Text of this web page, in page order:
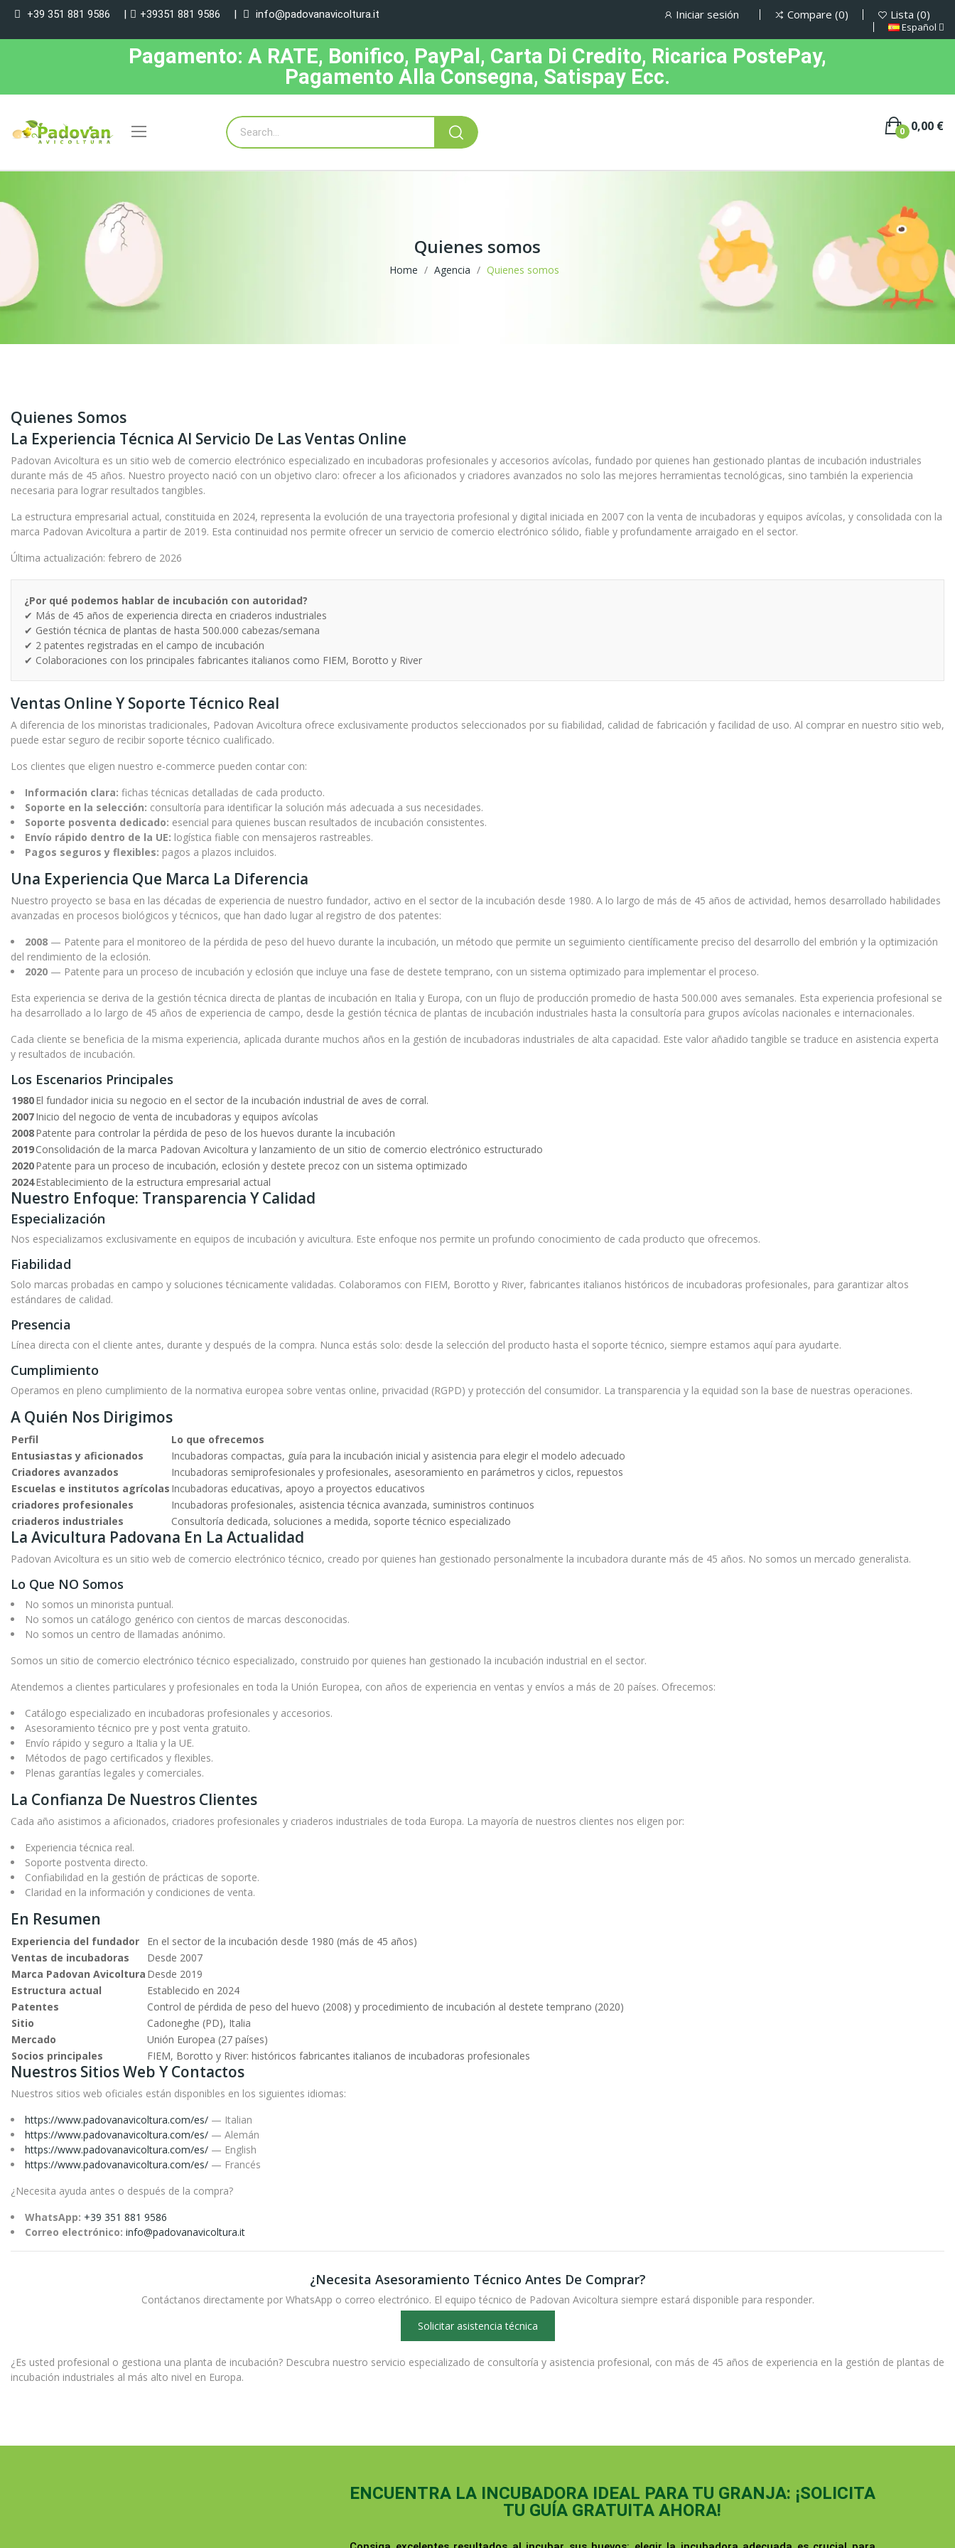
+39 351 881 9586 | +39351 881 9586 | info@padovanavicoltura.it Iniciar sesión Compare 0 Lista 0
Español
Pagamento: A RATE, Bonifico, PayPal, Carta Di Credito, Ricarica PostePay,
Pagamento Alla Consegna, Satispay Ecc.
0,00 €
0
Quienes somos
Home Agencia Quienes somos
Quienes Somos
La Experiencia Técnica Al Servicio De Las Ventas Online
Padovan Avicoltura es un sitio web de comercio electrónico especializado en incubadoras profesionales y accesorios avícolas, fundado por quienes han gestionado plantas de incubación industriales
durante más de 45 años. Nuestro proyecto nació con un objetivo claro: ofrecer a los aficionados y criadores avanzados no solo las mejores herramientas tecnológicas, sino también la experiencia
necesaria para lograr resultados tangibles.
La estructura empresarial actual, constituida en 2024, representa la evolución de una trayectoria profesional y digital iniciada en 2007 con la venta de incubadoras y equipos avícolas, y consolidada con la
marca Padovan Avicoltura a partir de 2019. Esta continuidad nos permite ofrecer un servicio de comercio electrónico sólido, fiable y profundamente arraigado en el sector.
Última actualización: febrero de 2026
¿Por qué podemos hablar de incubación con autoridad?
✔ Más de 45 años de experiencia directa en criaderos industriales
✔ Gestión técnica de plantas de hasta 500.000 cabezas/semana
✔ 2 patentes registradas en el campo de incubación
✔ Colaboraciones con los principales fabricantes italianos como FIEM, Borotto y River
Ventas Online Y Soporte Técnico Real
A diferencia de los minoristas tradicionales, Padovan Avicoltura ofrece exclusivamente productos seleccionados por su fiabilidad, calidad de fabricación y facilidad de uso. Al comprar en nuestro sitio web,
puede estar seguro de recibir soporte técnico cualificado.
Los clientes que eligen nuestro e-commerce pueden contar con:
Información clara: fichas técnicas detalladas de cada producto.
Soporte en la selección: consultoría para identificar la solución más adecuada a sus necesidades.
Soporte posventa dedicado: esencial para quienes buscan resultados de incubación consistentes.
Envío rápido dentro de la UE: logística fiable con mensajeros rastreables.
Pagos seguros y flexibles: pagos a plazos incluidos.
Una Experiencia Que Marca La Diferencia
Nuestro proyecto se basa en las décadas de experiencia de nuestro fundador, activo en el sector de la incubación desde 1980. A lo largo de más de 45 años de actividad, hemos desarrollado habilidades
avanzadas en procesos biológicos y técnicos, que han dado lugar al registro de dos patentes:
2008 — Patente para el monitoreo de la pérdida de peso del huevo durante la incubación, un método que permite un seguimiento científicamente preciso del desarrollo del embrión y la optimización
del rendimiento de la eclosión.
2020 — Patente para un proceso de incubación y eclosión que incluye una fase de destete temprano, con un sistema optimizado para implementar el proceso.
Esta experiencia se deriva de la gestión técnica directa de plantas de incubación en Italia y Europa, con un flujo de producción promedio de hasta 500.000 aves semanales. Esta experiencia profesional se
ha desarrollado a lo largo de 45 años de experiencia de campo, desde la gestión técnica de plantas de incubación industriales hasta la consultoría para grupos avícolas nacionales e internacionales.
Cada cliente se beneficia de la misma experiencia, aplicada durante muchos años en la gestión de incubadoras industriales de alta capacidad. Este valor añadido tangible se traduce en asistencia experta
y resultados de incubación.
Los Escenarios Principales
1980El fundador inicia su negocio en el sector de la incubación industrial de aves de corral.
2007Inicio del negocio de venta de incubadoras y equipos avícolas
2008Patente para controlar la pérdida de peso de los huevos durante la incubación
2019Consolidación de la marca Padovan Avicoltura y lanzamiento de un sitio de comercio electrónico estructurado
2020Patente para un proceso de incubación, eclosión y destete precoz con un sistema optimizado
2024Establecimiento de la estructura empresarial actual
Nuestro Enfoque: Transparencia Y Calidad
Especialización
Nos especializamos exclusivamente en equipos de incubación y avicultura. Este enfoque nos permite un profundo conocimiento de cada producto que ofrecemos.
Fiabilidad
Solo marcas probadas en campo y soluciones técnicamente validadas. Colaboramos con FIEM, Borotto y River, fabricantes italianos históricos de incubadoras profesionales, para garantizar altos
estándares de calidad.
Presencia
Línea directa con el cliente antes, durante y después de la compra. Nunca estás solo: desde la selección del producto hasta el soporte técnico, siempre estamos aquí para ayudarte.
Cumplimiento
Operamos en pleno cumplimiento de la normativa europea sobre ventas online, privacidad (RGPD) y protección del consumidor. La transparencia y la equidad son la base de nuestras operaciones.
A Quién Nos Dirigimos
Perfil
Lo que ofrecemos
Entusiastas y aficionados
Incubadoras compactas, guía para la incubación inicial y asistencia para elegir el modelo adecuado
Criadores avanzados
Incubadoras semiprofesionales y profesionales, asesoramiento en parámetros y ciclos, repuestos
Escuelas e institutos agrícolas Incubadoras educativas, apoyo a proyectos educativos
criadores profesionales
Incubadoras profesionales, asistencia técnica avanzada, suministros continuos
criaderos industriales
Consultoría dedicada, soluciones a medida, soporte técnico especializado
La Avicultura Padovana En La Actualidad
Padovan Avicoltura es un sitio web de comercio electrónico técnico, creado por quienes han gestionado personalmente la incubadora durante más de 45 años. No somos un mercado generalista.
Lo Que NO Somos
No somos un minorista puntual.
No somos un catálogo genérico con cientos de marcas desconocidas.
No somos un centro de llamadas anónimo.
Somos un sitio de comercio electrónico técnico especializado, construido por quienes han gestionado la incubación industrial en el sector.
Atendemos a clientes particulares y profesionales en toda la Unión Europea, con años de experiencia en ventas y envíos a más de 20 países. Ofrecemos:
Catálogo especializado en incubadoras profesionales y accesorios.
Asesoramiento técnico pre y post venta gratuito.
Envío rápido y seguro a Italia y la UE.
Métodos de pago certificados y flexibles.
Plenas garantías legales y comerciales.
La Confianza De Nuestros Clientes
Cada año asistimos a aficionados, criadores profesionales y criaderos industriales de toda Europa. La mayoría de nuestros clientes nos eligen por:
Experiencia técnica real.
Soporte postventa directo.
Confiabilidad en la gestión de prácticas de soporte.
Claridad en la información y condiciones de venta.
En Resumen
Experiencia del fundador
En el sector de la incubación desde 1980 (más de 45 años)
Ventas de incubadoras
Desde 2007
Marca Padovan Avicoltura Desde 2019
Estructura actual
Establecido en 2024
Patentes
Control de pérdida de peso del huevo (2008) y procedimiento de incubación al destete temprano (2020)
Sitio
Cadoneghe (PD), Italia
Mercado
Unión Europea (27 países)
Socios principales
FIEM, Borotto y River: históricos fabricantes italianos de incubadoras profesionales
Nuestros Sitios Web Y Contactos
Nuestros sitios web oficiales están disponibles en los siguientes idiomas:
https://www.padovanavicoltura.com/es/ — Italian
https://www.padovanavicoltura.com/es/ — Alemán
https://www.padovanavicoltura.com/es/ — English
https://www.padovanavicoltura.com/es/ — Francés
¿Necesita ayuda antes o después de la compra?
WhatsApp: +39 351 881 9586
Correo electrónico: info@padovanavicoltura.it
¿Necesita Asesoramiento Técnico Antes De Comprar?
Contáctanos directamente por WhatsApp o correo electrónico. El equipo técnico de Padovan Avicoltura siempre estará disponible para responder.
Solicitar asistencia técnica
¿Es usted profesional o gestiona una planta de incubación? Descubra nuestro servicio especializado de consultoría y asistencia profesional, con más de 45 años de experiencia en la gestión de plantas de
incubación industriales al más alto nivel en Europa.
ENCUENTRA LA INCUBADORA IDEAL PARA TU GRANJA: ¡SOLICITA
TU GUÍA GRATUITA AHORA!